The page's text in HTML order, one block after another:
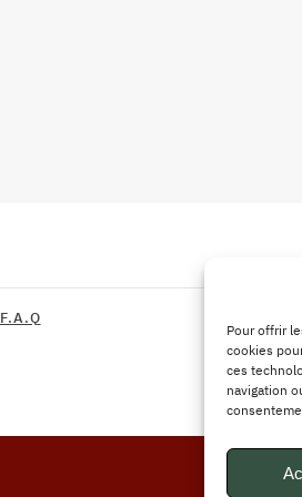
Pour offrir
cookies
ces
navigation
F.A.Q